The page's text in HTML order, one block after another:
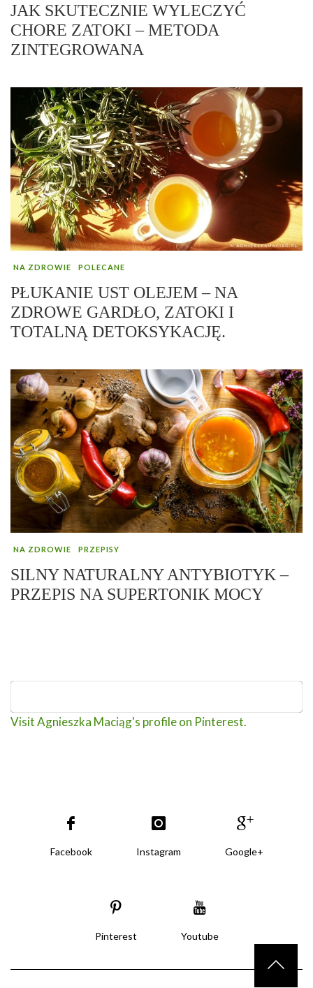
JAK SKUTECZNIE WYLECZYĆ
CHORE ZATOKI – METODA
ZINTEGROWANA
NA ZDROWIE POLECANE
PŁUKANIE UST OLEJEM – NA
ZDROWE GARDŁO, ZATOKI I
TOTALNĄ DETOKSYKACJĘ.
NA ZDROWIE PRZEPISY
SILNY NATURALNY ANTYBIOTYK –
PRZEPIS NA SUPERTONIK MOCY
Visit Agnieszka Maciąg's profile on Pinterest.
Facebook Instagram Google+
Pinterest Youtube